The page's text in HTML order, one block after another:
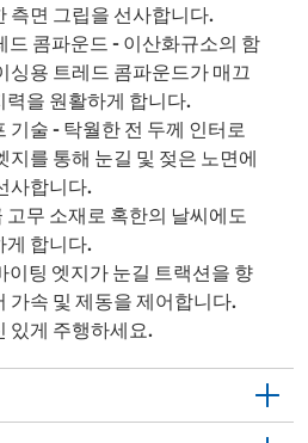
측면 그립을 선사합니다.
드 콤파운드 - 이산화규소의 함
싱용 트레드 콤파운드가 매끄
을 원활하게 합니다.
술 - 탁월한 전 두께 인터로
지를 통해 눈길 및 젖은 노면에
사합니다.
무 소재로 혹한의 날씨에도
게 합니다.
이팅 엣지가 눈길 트랙션을 향
가속 및 제동을 제어합니다.
있게 주행하세요.